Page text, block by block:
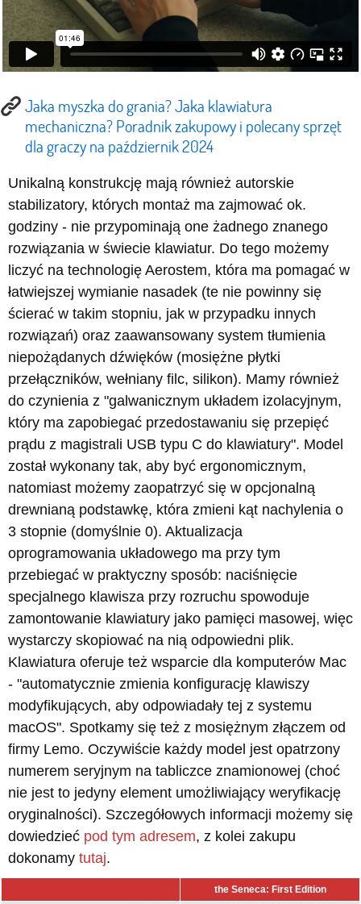
Jaka myszka do grania? Jaka klawiatura
mechaniczna? Poradnik zakupowy i polecany sprzęt
dla graczy na październik 2024
Unikalną konstrukcję mają również autorskie
stabilizatory, których montaż ma zajmować ok.
godziny - nie przypominają one żadnego znanego
rozwiązania w świecie klawiatur. Do tego możemy
liczyć na technologię Aerostem, która ma pomagać w
łatwiejszej wymianie nasadek (te nie powinny się
ścierać w takim stopniu, jak w przypadku innych
rozwiązań) oraz zaawansowany system tłumienia
niepożądanych dźwięków (mosiężne płytki
przełączników, wełniany filc, silikon). Mamy również
do czynienia z "galwanicznym układem izolacyjnym,
który ma zapobiegać przedostawaniu się przepięć
prądu z magistrali USB typu C do klawiatury". Model
został wykonany tak, aby być ergonomicznym,
natomiast możemy zaopatrzyć się w opcjonalną
drewnianą podstawkę, która zmieni kąt nachylenia o
3 stopnie (domyślnie 0). Aktualizacja
oprogramowania układowego ma przy tym
przebiegać w praktyczny sposób: naciśnięcie
specjalnego klawisza przy rozruchu spowoduje
zamontowanie klawiatury jako pamięci masowej, więc
wystarczy skopiować na nią odpowiedni plik.
Klawiatura oferuje też wsparcie dla komputerów Mac
- "automatycznie zmienia konfigurację klawiszy
modyfikujących, aby odpowiadały tej z systemu
macOS". Spotkamy się też z mosiężnym złączem od
firmy Lemo. Oczywiście każdy model jest opatrzony
numerem seryjnym na tabliczce znamionowej (choć
nie jest to jedyny element umożliwiający weryfikację
oryginalności). Szczegółowych informacji możemy się
dowiedzieć pod tym adresem, z kolei zakupu
dokonamy tutaj.
the Seneca: First Edition